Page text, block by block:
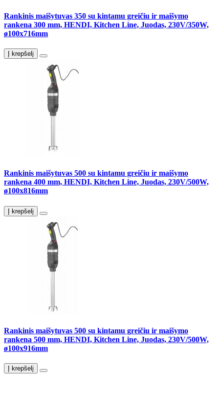
Rankinis maišytuvas 350 su kintamu greičiu ir maišymo
rankena 300 mm, HENDI, Kitchen Line, Juodas, 230V/350W,
ø100x716mm
Į krepšelį
Rankinis maišytuvas 500 su kintamu greičiu ir maišymo
rankena 400 mm, HENDI, Kitchen Line, Juodas, 230V/500W,
ø100x816mm
Į krepšelį
Rankinis maišytuvas 500 su kintamu greičiu ir maišymo
rankena 500 mm, HENDI, Kitchen Line, Juodas, 230V/500W,
ø100x916mm
Į krepšelį